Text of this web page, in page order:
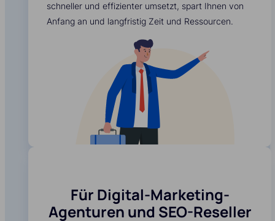
schneller und effizienter umsetzt, spart Ihnen von
Anfang an und langfristig Zeit und Ressourcen.
Für Digital-Marketing-
Agenturen und SEO-Reseller